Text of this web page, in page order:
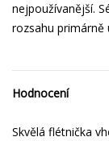
nejpoužívanější.
rozsahu primárně
Hodnocení
Skvělá flétnička